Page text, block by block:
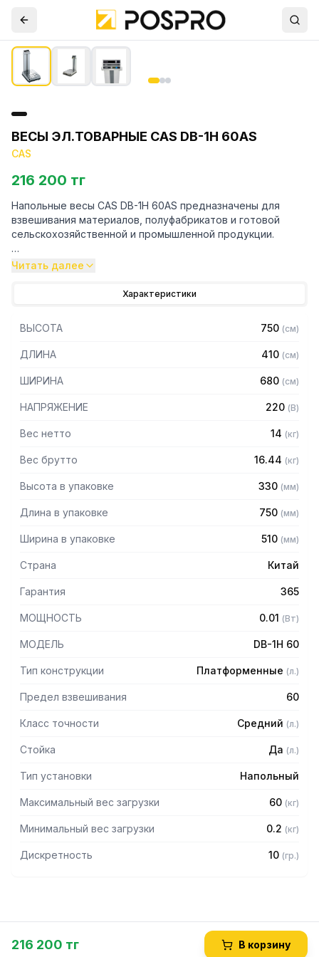
ВЕСЫ ЭЛ.ТОВАРНЫЕ CAS DB-1H 60AS
CAS
216 200 тг
Напольные весы CAS DB-1H 60AS предназначены для
взвешивания материалов, полуфабрикатов и готовой
сельскохозяйственной и промышленной продукции.
Особенности:
– Платформа изготовлена из нержавеющей стали
– Поворотный дисплей
– Интерфейс RS-232 для передачи данных на ПК
– Съемная стойка
– Тип дисплея: вакуумно-люминесцентный
– Подключение к ПК
Технические характеристики:
– Размеры платформы: 390 х 510 мм
– Действительная цена деления d: до 30 кг
– Поверочное деление e: до 30 кг (включительно) – 10
граммов; с 30 до 60 кг – 20 граммов
– Количество разрядов дисплея: 6
– Диапазон температур: 0 – +40 С
Читать далее
Характеристики
ВЫСОТА 750 (см)
ДЛИНА 410 (см)
ШИРИНА 680 (см)
НАПРЯЖЕНИЕ 220 (В)
Вес нетто 14 (кг)
Вес брутто 16.44 (кг)
Высота в упаковке 330 (мм)
Длина в упаковке 750 (мм)
Ширина в упаковке 510 (мм)
Страна Китай
Гарантия 365
МОЩНОСТЬ 0.01 (Вт)
МОДЕЛЬ DB-1H 60
Тип конструкции Платформенные (л.)
Предел взвешивания 60
Класс точности Средний (л.)
Стойка Да (л.)
Тип установки Напольный
Максимальный вес загрузки 60 (кг)
Минимальный вес загрузки 0.2 (кг)
Дискретность 10 (гр.)
216 200 тг В корзину